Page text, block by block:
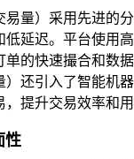
易量）采用先进的
延迟。平台使用
单的快速撮合和数
）还引入了智能机
提升交易效率和用
性